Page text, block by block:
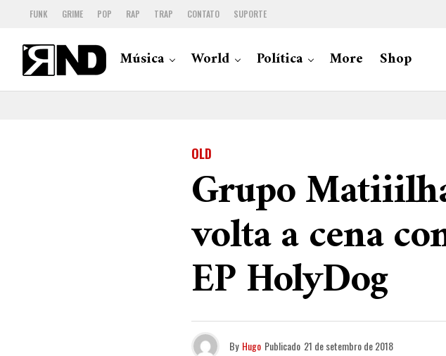
FUNK GRIME POP RAP TRAP CONTATO SUPORTE
Música World Política More Shop
OLD
Grupo
volta a cena
EP HolyDog
By Hugo Publicado 21 de setembro de 2018